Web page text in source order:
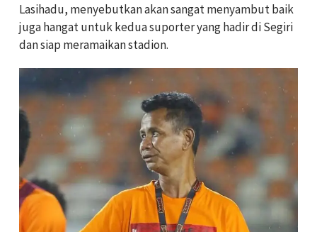
Lasihadu, menyebutkan akan sangat menyambut baik
juga hangat untuk kedua suporter yang hadir di Segiri
dan siap meramaikan stadion.